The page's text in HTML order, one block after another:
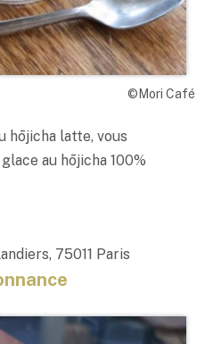
©Mori Café
hōjicha latte, vous
au hōjicha 100%
75011 Paris